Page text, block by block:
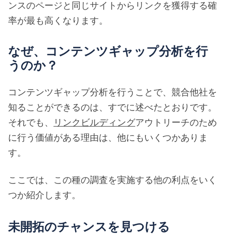
ンスのページと同じサイトからリンクを獲得する確
率が最も高くなります。
なぜ、コンテンツギャップ分析を行
うのか？
コンテンツギャップ分析を行うことで、競合他社を
知ることができるのは、すでに述べたとおりです。
それでも、
リンクビルディングアウトリーチのため
に行う価値がある理由は、他にもいくつかありま
す。
ここでは、この種の調査を実施する他の利点をいく
つか紹介します。
未開拓のチャンスを見つける